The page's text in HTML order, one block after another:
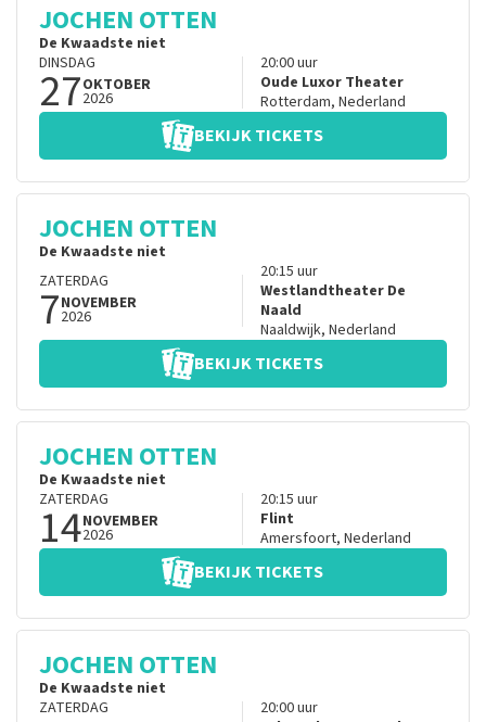
JOCHEN OTTEN
De Kwaadste niet
DINSDAG
27OKTOBER
2026
20:00uur
Oude Luxor Theater
Rotterdam, Nederland
BEKIJK TICKETS
JOCHEN OTTEN
De Kwaadste niet
ZATERDAG
7NOVEMBER
2026
20:15 uur
Westlandtheater De
Naald
Naaldwijk, Nederland
BEKIJK TICKETS
JOCHEN OTTEN
De Kwaadste niet
ZATERDAG
14NOVEMBER
2026
20:15 uur
Flint
Amersfoort, Nederland
BEKIJK TICKETS
JOCHEN OTTEN
De Kwaadste niet
ZATERDAG
20:00uur